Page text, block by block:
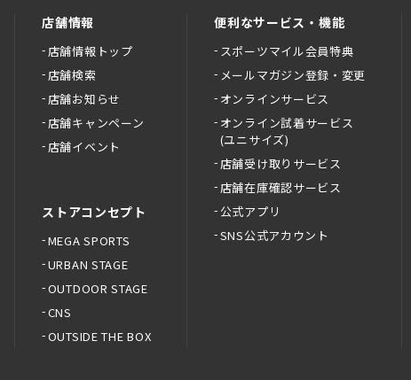
店舗情報
店舗情報トップ
店舗検索
店舗お知らせ
店舗キャンペーン
店舗イベント
ストアコンセプト
MEGA SPORTS
URBAN STAGE
OUTDOOR STAGE
CNS
OUTSIDE THE BOX
便利なサービス・機能
スポーツマイル会員特典
メールマガジン登録・変更
オンラインサービス
オンライン試着サービス
(ユニサイズ)
店舗受け取りサービス
店舗在庫確認サービス
公式アプリ
SNS公式アカウント